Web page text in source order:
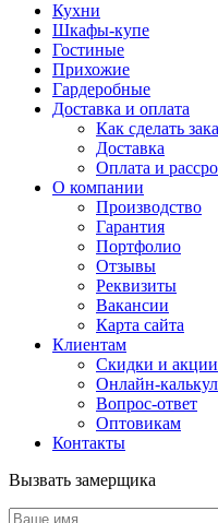
Кухни
Шкафы-купе
Гостиные
Прихожие
Гардеробные
Доставка и оплата
Как сделать
Доставка
Оплата и
О компании
Производство
Гарантия
Портфолио
Отзывы
Реквизиты
Вакансии
Карта сайта
Клиентам
Скидки и акции
Онлайн-
Вопрос-ответ
Оптовикам
Контакты
Вызвать замерщика